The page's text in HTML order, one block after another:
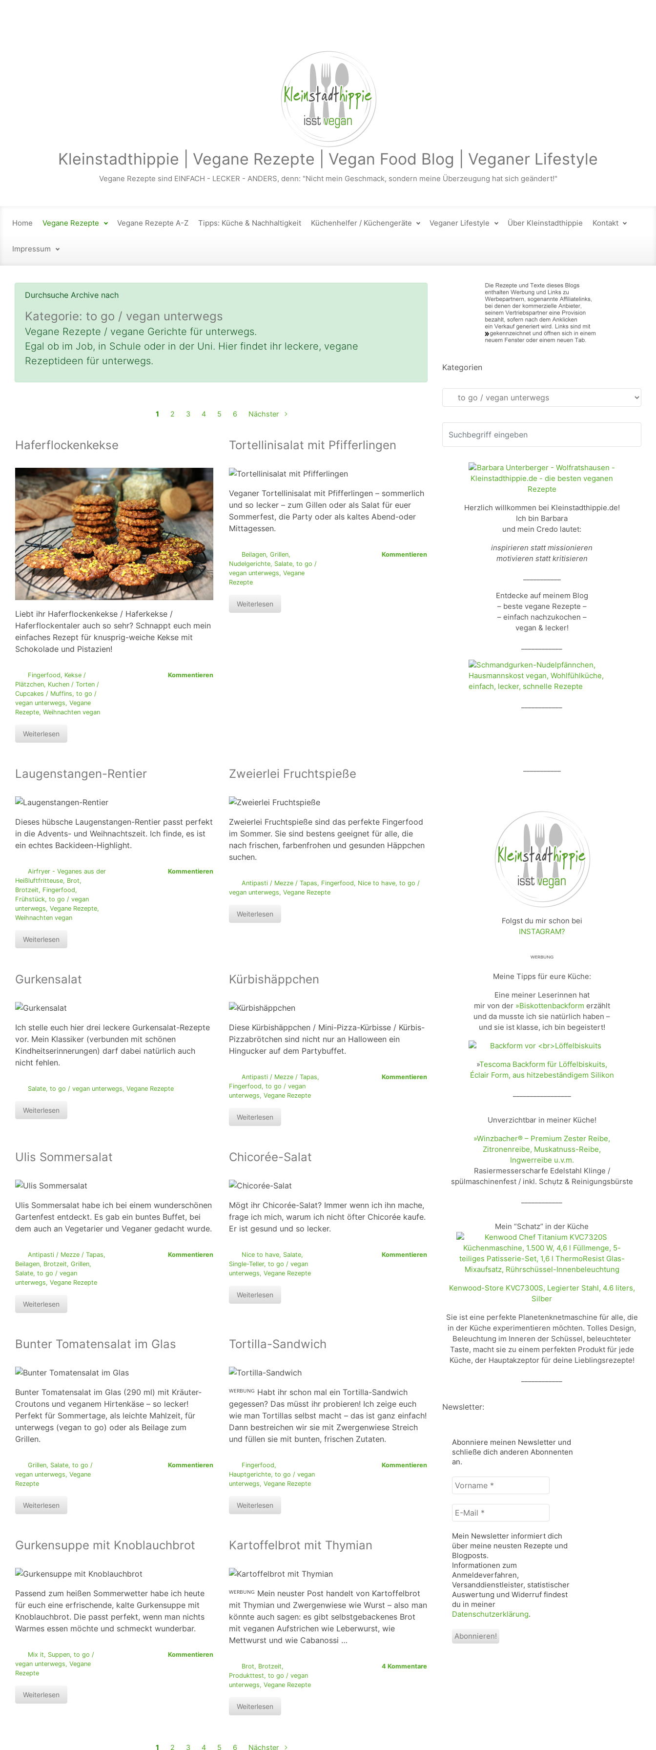
Kleinstadthippie | Vegane Rezepte | Vegan Food Blog | Veganer Lifestyle
Vegane Rezepte sind EINFACH - LECKER - ANDERS, denn: "Nicht mein Geschmack, sondern meine Überzeugung hat sich geändert!"
Home Vegane Rezepte Vegane Rezepte A-Z Tipps: Küche & Nachhaltigkeit Küchenhelfer / Küchengeräte Veganer Lifestyle Über Kleinstadthippie Kontakt
Impressum
Durchsuche Archive nach
Kategorie: to go / vegan unterwegs
Vegane Rezepte / vegane Gerichte für unterwegs.
Egal ob im Job, in Schule oder in der Uni. Hier findet ihr leckere, vegane
Rezeptideen für unterwegs.
1 2 3 4 5 6 Nächster
Haferflockenkekse
Liebt ihr Haferflockenkekse / Haferkekse /
Haferflockentaler auch so sehr? Schnappt euch mein
einfaches Rezept für knusprig-weiche Kekse mit
Schokolade und Pistazien!
Fingerfood, Kekse /
Plätzchen, Kuchen / Torten /
Cupcakes / Muffins, to go /
vegan unterwegs, Vegane
Rezepte, Weihnachten vegan
Kommentieren
Weiterlesen
Tortellinisalat mit Pfifferlingen
Veganer Tortellinisalat mit Pfifferlingen – sommerlich
und so lecker – zum Gillen oder als Salat für euer
Sommerfest, die Party oder als kaltes Abend-oder
Mittagessen.
Beilagen, Grillen,
Nudelgerichte, Salate, to go /
vegan unterwegs, Vegane
Rezepte
Kommentieren
Weiterlesen
Laugenstangen-Rentier
Dieses hübsche Laugenstangen-Rentier passt perfekt
in die Advents- und Weihnachtszeit. Ich finde, es ist
ein echtes Backideen-Highlight.
Airfryer - Veganes aus der
Heißluftfritteuse, Brot,
Brotzeit, Fingerfood,
Frühstück, to go / vegan
unterwegs, Vegane Rezepte,
Weihnachten vegan
Kommentieren
Weiterlesen
Zweierlei Fruchtspieße
Zweierlei Fruchtspieße sind das perfekte Fingerfood
im Sommer. Sie sind bestens geeignet für alle, die
nach frischen, farbenfrohen und gesunden Häppchen
suchen.
Antipasti / Mezze / Tapas, Fingerfood, Nice to have, to go /
vegan unterwegs, Vegane Rezepte
Weiterlesen
Gurkensalat
Ich stelle euch hier drei leckere Gurkensalat-Rezepte
vor. Mein Klassiker (verbunden mit schönen
Kindheitserinnerungen) darf dabei natürlich auch
nicht fehlen.
Salate, to go / vegan unterwegs, Vegane Rezepte
Weiterlesen
Kürbishäppchen
Diese Kürbishäppchen / Mini-Pizza-Kürbisse / Kürbis-
Pizzabrötchen sind nicht nur an Halloween ein
Hingucker auf dem Partybuffet.
Antipasti / Mezze / Tapas,
Fingerfood, to go / vegan
unterwegs, Vegane Rezepte
Kommentieren
Weiterlesen
Ulis Sommersalat
Ulis Sommersalat habe ich bei einem wunderschönen
Gartenfest entdeckt. Es gab ein buntes Buffet, bei
dem auch an Vegetarier und Veganer gedacht wurde.
Antipasti / Mezze / Tapas,
Beilagen, Brotzeit, Grillen,
Salate, to go / vegan
unterwegs, Vegane Rezepte
Kommentieren
Weiterlesen
Chicorée-Salat
Mögt ihr Chicorée-Salat? Immer wenn ich ihn mache,
frage ich mich, warum ich nicht öfter Chicorée kaufe.
Er ist gesund und so lecker.
Nice to have, Salate,
Single-Teller, to go / vegan
unterwegs, Vegane Rezepte
Kommentieren
Weiterlesen
Bunter Tomatensalat im Glas
Bunter Tomatensalat im Glas (290 ml) mit Kräuter-
Croutons und veganem Hirtenkäse – so lecker!
Perfekt für Sommertage, als leichte Mahlzeit, für
unterwegs (vegan to go) oder als Beilage zum
Grillen.
Grillen, Salate, to go /
vegan unterwegs, Vegane
Rezepte
Kommentieren
Weiterlesen
Tortilla-Sandwich
ᵂᴱᴿᴮᵁᴺᴳ Habt ihr schon mal ein Tortilla-Sandwich
gegessen? Das müsst ihr probieren! Ich zeige euch
wie man Tortillas selbst macht – das ist ganz einfach!
Dann bestreichen wir sie mit Zwergenwiese Streich
und füllen sie mit bunten, frischen Zutaten.
Fingerfood,
Hauptgerichte, to go / vegan
unterwegs, Vegane Rezepte
Kommentieren
Weiterlesen
Gurkensuppe mit Knoblauchbrot
Passend zum heißen Sommerwetter habe ich heute
für euch eine erfrischende, kalte Gurkensuppe mit
Knoblauchbrot. Die passt perfekt, wenn man nichts
Warmes essen möchte und schmeckt wunderbar.
Mix it, Suppen, to go /
vegan unterwegs, Vegane
Rezepte
Kommentieren
Weiterlesen
Kartoffelbrot mit Thymian
ᵂᴱᴿᴮᵁᴺᴳ Mein neuster Post handelt von Kartoffelbrot
mit Thymian und Zwergenwiese wie Wurst – also man
könnte auch sagen: es gibt selbstgebackenes Brot
mit veganen Aufstrichen wie Leberwurst, wie
Mettwurst und wie Cabanossi …
Brot, Brotzeit,
Produkttest, to go / vegan
unterwegs, Vegane Rezepte
4 Kommentare
Weiterlesen
1 2 3 4 5 6 Nächster
Kategorien
Herzlich willkommen bei Kleinstadthippie.de!
Ich bin Barbara
und mein Credo lautet:
inspirieren statt missionieren
motivieren statt kritisieren
Entdecke auf meinem Blog
– beste vegane Rezepte –
– einfach nachzukochen –
vegan & lecker!
Folgst du mir schon bei
INSTAGRAM?
ᵂᴱᴿᴮᵁᴺᴳ
Meine Tipps für eure Küche:
Eine meiner Leserinnen hat
mir von der »Biskottenbackform erzählt
und da musste ich sie natürlich haben –
und sie ist klasse, ich bin begeistert!
»Tescoma Backform für Löffelbiskuits,
Éclair Form, aus hitzebeständigem Silikon
Unverzichtbar in meiner Küche!
»Winzbacher® – Premium Zester Reibe,
Zitronenreibe, Muskatnuss-Reibe,
Ingwerreibe u.v.m.
Rasiermesserscharfe Edelstahl Klinge /
spülmaschinenfest / inkl. Schụtz & Reinigungsbürste
Mein “Schatz” in der Küche
Kenwood-Store KVC7300S, Legierter Stahl, 4.6 liters,
Silber
Sie ist eine perfekte Planetenknetmaschine für alle, die
in der Küche experimentieren möchten. Tolles Design,
Beleuchtung im Inneren der Schüssel, beleuchteter
Taste, macht sie zu einem perfekten Produkt für jede
Küche, der Hauptakzeptor für deine Lieblingsrezepte!
Newsletter:
Abonniere meinen Newsletter und
schließe dich anderen Abonnenten
an.
Vorname
E-
Mail
Mein Newsletter informiert dich
über meine neusten Rezepte und
Blogposts.
Informationen zum
Anmeldeverfahren,
Versanddienstleister, statistischer
Auswertung und Widerruf findest
du in meiner
Datenschutzerklärung.